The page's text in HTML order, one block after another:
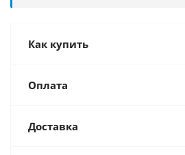
Как купить
Оплата
Доставка